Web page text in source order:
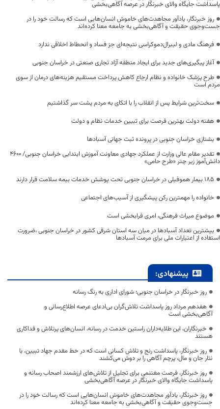
پاسداشت جایگاه والای خبرنگار در عرصه آگاهی‌بخشی
روز خبرنگار، یادآور مجاهدت‌های خاموش انسان‌هایی است که رسالت خود را در
جست‌وجوی حقیقت و آگاهی‌بخشی به جامعه معنا کرده‌اند
فرهنگ مادی و لیبرال‌دموکراسی نتیجه‌ای جز فساد و انحطاط اخلاقی ندارد
آغاز پیگیری‌های جدید برای ایجاد منطقه آزاد تجاری صنعتی در خراسان جنوبی
طرح پزشک خانواده و نظام ارجاع کاهش پرداخت مستقیم هزینه‌های درمان از سوی
مردم است
سخت‌ترین شرایط پس از انقلاب را با اتکای به مردم پشت سر گذاشتیم
هفته دولت بهترین فرصت برای تبیین خدمات نظام و دولت
یشتازی خراسان جنوبی در پرونده ثبت جهانی آسبادها
تقدیر مقام عالی وزارت از عملکرد جهادی معاونت آموزش ابتدایی خراسان جنوبی/ ۴۶۰۰
دانش‌آموز زیر چتر «طرح حامی»
۱۸۵ بیمار هموفیلی در خراسان جنوبی تحت پوشش خدمات بیمه سلامت قرار دارند
خانواده را مهمترین رکن پیشگیری از آسیب‌های اجتماعی
موضوع میراث فرهنگی، امری فرابخشی است
بیشترین تعداد آسبادها در میان سه استان شرقی کشور در خراسان جنوبی ،ضرورت
استفاده از اعتبارات ملی برای مرمت آسبادها
پیشنهادی:
روز خبرنگار در خراسان جنوبی؛ شورای اداری به رنگ رسانه
هفدهم مرداد روز پاسداشت تلاش‌گران بی‌ادعای عرصه اطلاع‌رسانی و
آگاهی‌بخشی است
خبرنگاران، این طلایه‌داران راستین خدمت در رسانه، انسان‌های پرتلاش و فداکاری
هستند
روز خبرنگار، پاسداشت رنج و تلاش کسانی است که در خط مقدم جهاد تبیین، با
نثار جان و مال، پرچم آگاهی را بر دوش می‌کشند
روز خبرنگار، فرصت مغتنمی برای تجلیل از تلاش‌های ارزشمند اصحاب رسانه و
پاسداشت جایگاه والای خبرنگار در عرصه آگاهی‌بخشی
روز خبرنگار، یادآور مجاهدت‌های خاموش انسان‌هایی است که رسالت خود را در
جست‌وجوی حقیقت و آگاهی‌بخشی به جامعه معنا کرده‌اند